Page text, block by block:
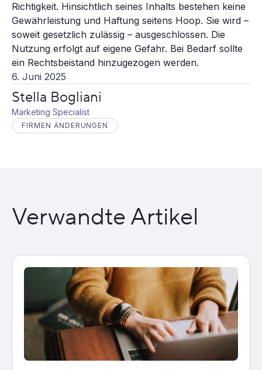
6. Juni 2025
Stella Bogliani
Marketing Specialist
FIRMEN ÄNDERUNGEN
Richtigkeit. Hinsichtlich seines Inhalts bestehen keine
Gewährleistung und Haftung seitens Hoop. Sie wird –
soweit gesetzlich zulässig – ausgeschlossen. Die
Nutzung erfolgt auf eigene Gefahr. Bei Bedarf sollte
ein Rechtsbeistand hinzugezogen werden.
Verwandte Artikel